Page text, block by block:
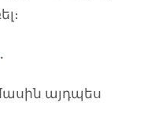
այդպես